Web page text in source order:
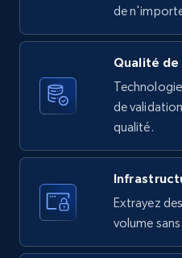
1.2K+
X (formerly Twitter) -
Twitter posts URLs
posted, Photos, URL,
10.3K+ 1.2K+
de
Qualité
de
qualité.
Extrayez
volume